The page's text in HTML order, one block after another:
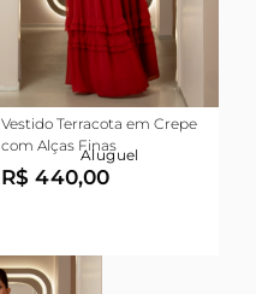
Vestido Terracota em Crepe
com Alças Finas
Aluguel
R$ 440,00